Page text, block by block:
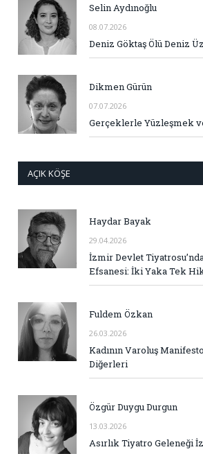
Selin Aydınoğlu
08.07.2026
Deniz Göktaş Ölü Deniz
Dikmen Gürün
07.07.2026
Gerçeklerle Yüzleşmek
AÇIK KÖŞE
Haydar Bayak
29.04.2026
İzmir Devlet
Efsanesi: İki Yaka Tek
Fuldem Özkan
26.03.2026
Kadının Varoluş
Diğerleri
Özgür Duygu Durgun
13.03.2026
Asırlık Tiyatro Geleneği